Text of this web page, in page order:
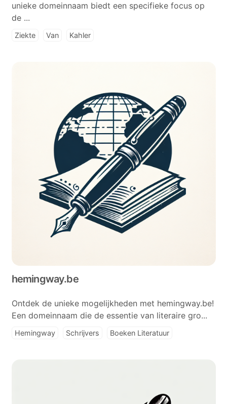
unieke domeinnaam biedt een specifieke focus op
de ...
Ziekte Van Kahler
hemingway.be
Ontdek de unieke mogelijkheden met hemingway.be!
Een domeinnaam die de essentie van literaire gro...
Hemingway Schrijvers Boeken Literatuur